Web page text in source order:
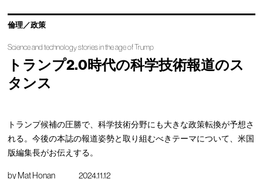
倫理／政策
Science and technology stories in the age of Trump
トランプ2.0時代の科学技術報道のス
タンス
トランプ候補の圧勝で、科学技術分野にも大きな政策転換が予想さ
れる。今後の本誌の報道姿勢と取り組むべきテーマについて、米国
版編集長がお伝えする。
byMat Honan 2024.11.12